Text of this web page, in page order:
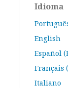
Idioma
English
Español
Français
Italiano